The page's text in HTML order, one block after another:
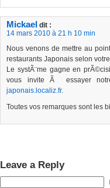
Mickael dit :
14 mars 2010 à 21 h 10 min
Nous venons de mettre au
restaurants Japonais selon
Le systÃ¨me gagne en
vous invite Ã essayer
japonais.localiz.fr.
Toutes vos remarques sont les
Leave a Reply